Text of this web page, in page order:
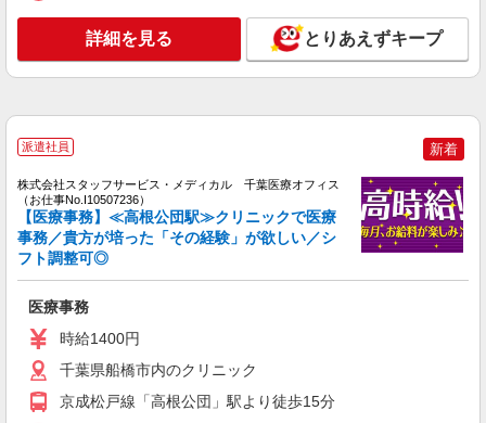
詳細を見る とりあえずキープ
派遣社員 新着
株式会社スタッフサービス・メディカル 千葉医療オフィス
（お仕事No.I10507236）
【医療事務】≪高根公団駅≫クリニックで医療
事務／貴方が培った「その経験」が欲しい／シ
フト調整可◎
医療事務
時給1400円
千葉県船橋市内のクリニック
京成松戸線「高根公団」駅より徒歩15分